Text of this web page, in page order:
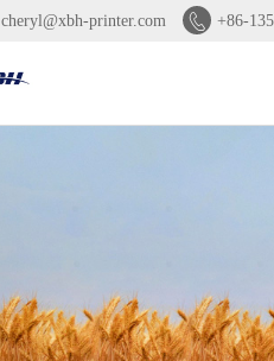
cheryl@xbh-printer.com  +86-